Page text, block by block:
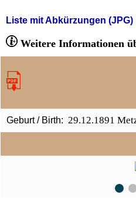
Liste mit Abkürzungen (JPG)
Weitere Informationen
Geburt / Birth: 29.12.1891